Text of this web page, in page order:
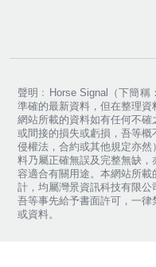
聲明﹕Horse Signal（下簡稱
準確的最新資料，但在整理
網站所載的資料如有任何不
或間接的損失或虧損，吾等
侵權法，合約或其他規定亦
料乃屬正確無誤及完整無缺
容適合有關用途。本網站所
計，均屬灣景資訊科技有限
吾等事先給予書面許可，一
或資料。